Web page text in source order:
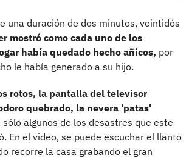
una duración de dos minutos, veintidós
mostró como cada uno de los
había quedado hecho añicos, por
le había generado a su hijo.
rotos, la pantalla del televisor
quebrado, la nevera 'patas'
algunos de los desastres que este
En el video, se puede escuchar el llanto
recorre la casa grabando el gran